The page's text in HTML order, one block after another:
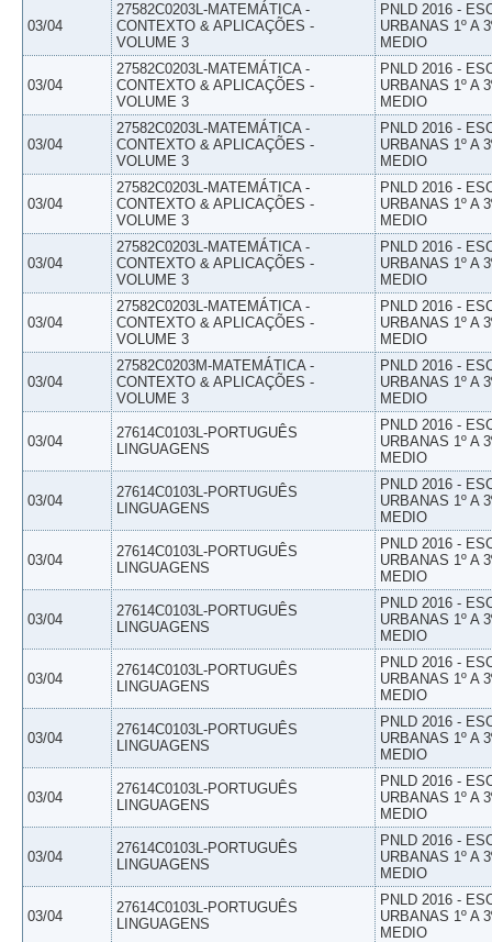
03/04
27582C0203L-MATEMÁTICA -
CONTEXTO & APLICAÇÕES -
VOLUME 3
PNLD 2016 -
URBANAS 1º A
MEDIO
03/04
27582C0203L-MATEMÁTICA -
CONTEXTO & APLICAÇÕES -
VOLUME 3
PNLD 2016 -
URBANAS 1º A
MEDIO
03/04
27582C0203L-MATEMÁTICA -
CONTEXTO & APLICAÇÕES -
VOLUME 3
PNLD 2016 -
URBANAS 1º A
MEDIO
03/04
27582C0203L-MATEMÁTICA -
CONTEXTO & APLICAÇÕES -
VOLUME 3
PNLD 2016 -
URBANAS 1º A
MEDIO
03/04
27582C0203L-MATEMÁTICA -
CONTEXTO & APLICAÇÕES -
VOLUME 3
PNLD 2016 -
URBANAS 1º A
MEDIO
03/04
27582C0203L-MATEMÁTICA -
CONTEXTO & APLICAÇÕES -
VOLUME 3
PNLD 2016 -
URBANAS 1º A
MEDIO
03/04
27582C0203M-MATEMÁTICA -
CONTEXTO & APLICAÇÕES -
VOLUME 3
PNLD 2016 -
URBANAS 1º A
MEDIO
03/04
27614C0103L-PORTUGUÊS
LINGUAGENS
PNLD 2016 -
URBANAS 1º A
MEDIO
03/04
27614C0103L-PORTUGUÊS
LINGUAGENS
PNLD 2016 -
URBANAS 1º A
MEDIO
03/04
27614C0103L-PORTUGUÊS
LINGUAGENS
PNLD 2016 -
URBANAS 1º A
MEDIO
03/04
27614C0103L-PORTUGUÊS
LINGUAGENS
PNLD 2016 -
URBANAS 1º A
MEDIO
03/04
27614C0103L-PORTUGUÊS
LINGUAGENS
PNLD 2016 -
URBANAS 1º A
MEDIO
03/04
27614C0103L-PORTUGUÊS
LINGUAGENS
PNLD 2016 -
URBANAS 1º A
MEDIO
03/04
27614C0103L-PORTUGUÊS
LINGUAGENS
PNLD 2016 -
URBANAS 1º A
MEDIO
03/04
27614C0103L-PORTUGUÊS
LINGUAGENS
PNLD 2016 -
URBANAS 1º A
MEDIO
03/04
27614C0103L-PORTUGUÊS
LINGUAGENS
PNLD 2016 -
URBANAS 1º A
MEDIO